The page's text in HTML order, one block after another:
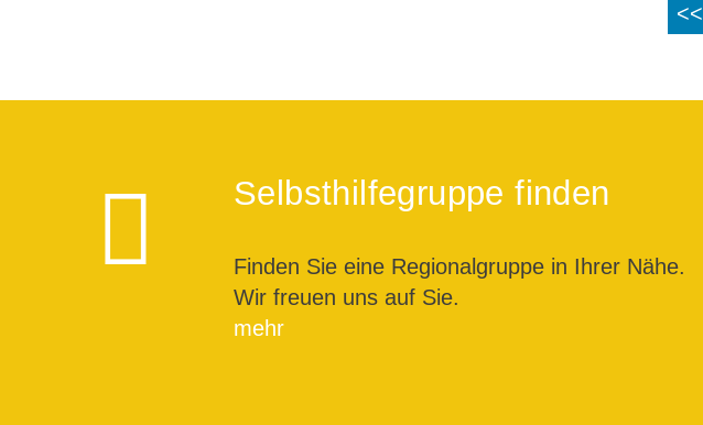
Beiträge
<<
Selbsthilfegruppe finden
Finden Sie eine Regionalgruppe in Ihrer Nähe.
Wir freuen uns auf Sie.
mehr